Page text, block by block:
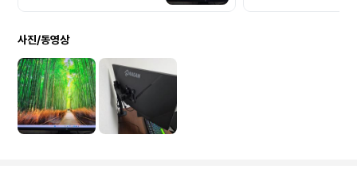
사진/동영상